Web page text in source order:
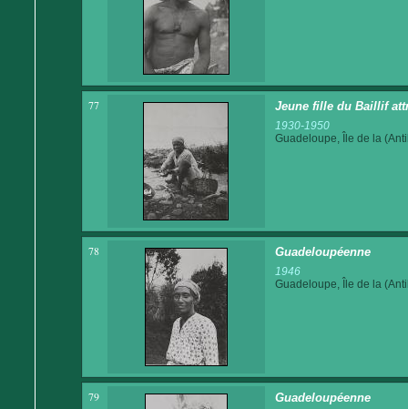
77 Jeune fille du Baillif
1930-1950
Guadeloupe, Île de la
78 Guadeloupéenne
1946
Guadeloupe, Île de la
79 Guadeloupéenne